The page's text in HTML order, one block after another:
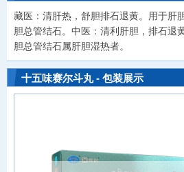
藏医：清肝热，舒胆排石退黄。用于肝
胆总管结石。中医：清利肝胆，排石退
胆总管结石属肝胆湿热者。
十五味赛尔斗丸 - 包装展示